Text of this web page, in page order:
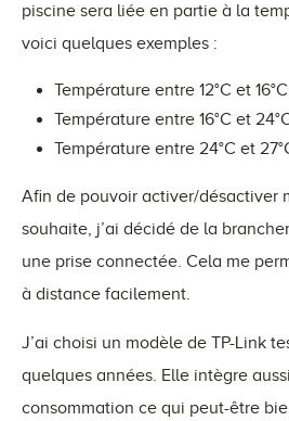
piscine sera liée en partie à la
voici quelques exemples :
Température entre 12°C et
Température entre 16°C et
Température entre 24°C et
Afin de pouvoir activer/désactiver
souhaite, j’ai décidé de la
une prise connectée. Cela me
à distance facilement.
J’ai choisi un modèle de TP-Link
quelques années. Elle intègre
consommation ce qui peut-être